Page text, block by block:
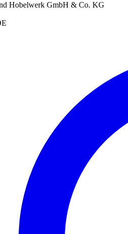
Hobelwerk GmbH & Co. KG